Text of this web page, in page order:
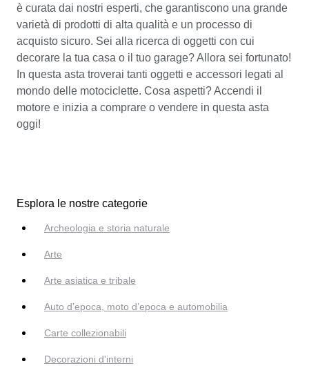
è curata dai nostri esperti, che garantiscono una grande
varietà di prodotti di alta qualità e un processo di
acquisto sicuro. Sei alla ricerca di oggetti con cui
decorare la tua casa o il tuo garage? Allora sei fortunato!
In questa asta troverai tanti oggetti e accessori legati al
mondo delle motociclette. Cosa aspetti? Accendi il
motore e inizia a comprare o vendere in questa asta
oggi!
Esplora le nostre categorie
Archeologia e storia naturale
Arte
Arte asiatica e tribale
Auto d’epoca, moto d’epoca e automobilia
Carte collezionabili
Decorazioni d'interni